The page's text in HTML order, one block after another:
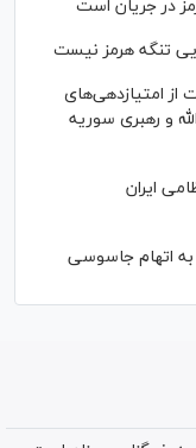
در جریان است
تنگه هرمز نیست
امتیازدهی‌های
و رهبری سوریه
ایران
اتهام جاسوسی